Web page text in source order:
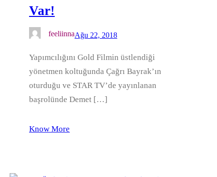
Var!
feeliinnaAğu 22, 2018
Yapımcılığını Gold Filmin üstlendiği
yönetmen koltuğunda Çağrı Bayrak’ın
oturduğu ve STAR TV’de yayınlanan
başrolünde Demet […]
Know More